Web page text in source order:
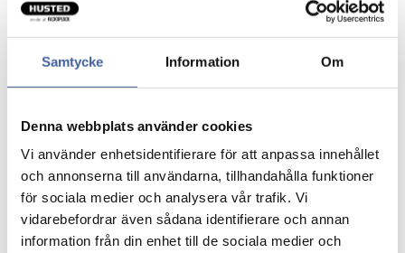
Samtycke Information Om
Denna webbplats använder cookies
Vi använder enhetsidentifierare för att anpassa innehållet
och annonserna till användarna, tillhandahålla funktioner
för sociala medier och analysera vår trafik. Vi
vidarebefordrar även sådana identifierare och annan
information från din enhet till de sociala medier och
Gavepapir Sputnik
Pris per rulle.
Fragtfrit når du handler for 1.900,-